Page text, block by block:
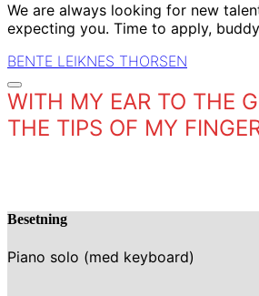
We are always looking for new
expecting you. Time to apply,
BENTE LEIKNES THORSEN
WITH MY EAR TO THE
THE TIPS OF MY
Besetning
Piano solo (med keyboard)